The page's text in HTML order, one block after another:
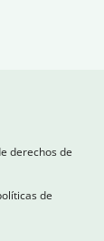
derechos de
de